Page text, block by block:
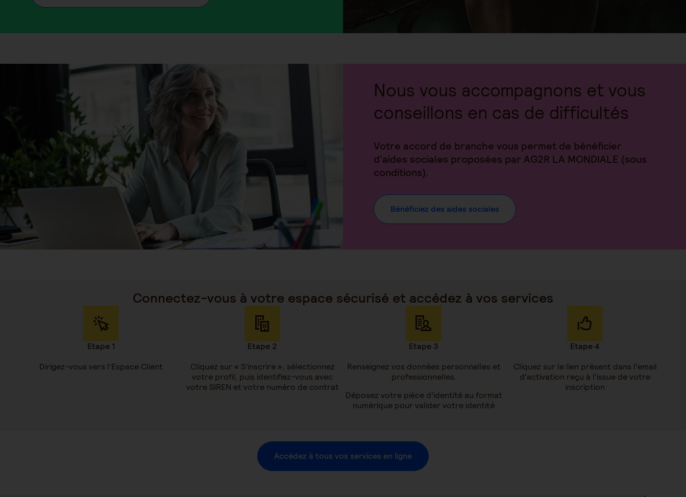
Nous vous accompagnons et vous
conseillons en cas de difficultés
Votre accord de branche vous permet de bénéficier
d’aides sociales proposées par AG2R LA MONDIALE (sous
conditions).
Bénéficiez des aides sociales
Connectez-vous à votre espace sécurisé et accédez à vos services
Etape 1
Dirigez-vous vers l'Espace Client
Etape 2
Cliquez sur « S’inscrire », sélectionnez
votre profil, puis identifiez-vous avec
votre SIREN et votre numéro de contrat
Etape 3
Renseignez vos données personnelles et
professionnelles.
Déposez votre pièce d’identité au format
numérique pour valider votre identité
Etape 4
Cliquez sur le lien présent dans l'email
d'activation reçu à l'issue de votre
inscription
Accédez à tous vos services en ligne